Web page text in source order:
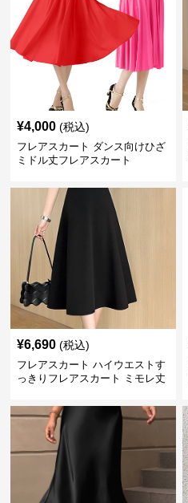
¥4,000 (税込)
フレアスカート ダンス向けひざ
ミドル丈フレアスカート
¥6,690 (税込)
フレアスカート ハイウエストす
っきりフレアスカート ミモレ丈